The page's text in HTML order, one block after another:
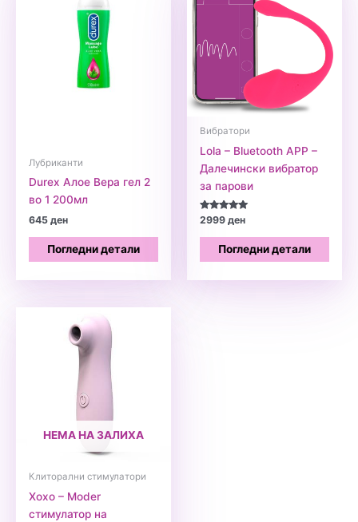
Лубриканти
Durex Алое Вера гел 2
во 1 200мл
645ден
Погледни детали
Вибратори
Lola – Bluetooth APP –
Далечински вибратор
за парови
Оценето
од 5
2999ден
Погледни детали
НЕМА НА ЗАЛИХА
Клиторални стимулатори
Xoxo – Moder
стимулатор на